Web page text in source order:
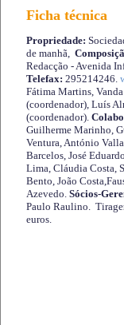
Ficha técnica
Propriedade:
de manhã,
Redacção - Avenida
Telefax: 295214246.
Fátima Martins,
(coordenador), Luís
(coordenador).
Guilherme Marinho,
Ventura, António
Barcelos, José
Lima, Cláudia Costa,
Bento, João
Azevedo. Sócios-
Paulo Raulino.
euros.